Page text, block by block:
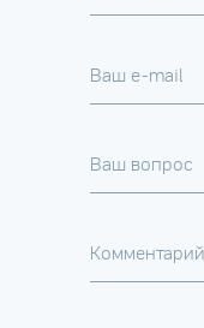
Ваш e-mail
Ваш вопрос
Комментарий